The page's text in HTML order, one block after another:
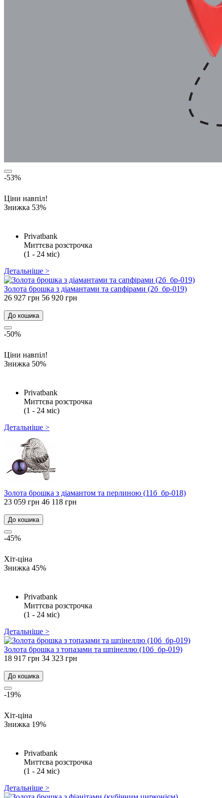
-53%
Ціни навпіл!
Знижка 53%
Privatbank
Миттєва розстрочка
(1 - 24 міс)
Детальніше >
Золота брошка з діамантами та сапфірами (2б_бр-019)
26 927 грн 56 920 грн
До кошика
-50%
Ціни навпіл!
Знижка 50%
Privatbank
Миттєва розстрочка
(1 - 24 міс)
Детальніше >
Золота брошка з діамантом та перлиною (11б_бр-018)
23 059 грн 46 118 грн
До кошика
-45%
Хіт-ціна
Знижка 45%
Privatbank
Миттєва розстрочка
(1 - 24 міс)
Детальніше >
Золота брошка з топазами та шпінеллю (10б_бр-019)
18 917 грн 34 323 грн
До кошика
-19%
Хіт-ціна
Знижка 19%
Privatbank
Миттєва розстрочка
(1 - 24 міс)
Детальніше >